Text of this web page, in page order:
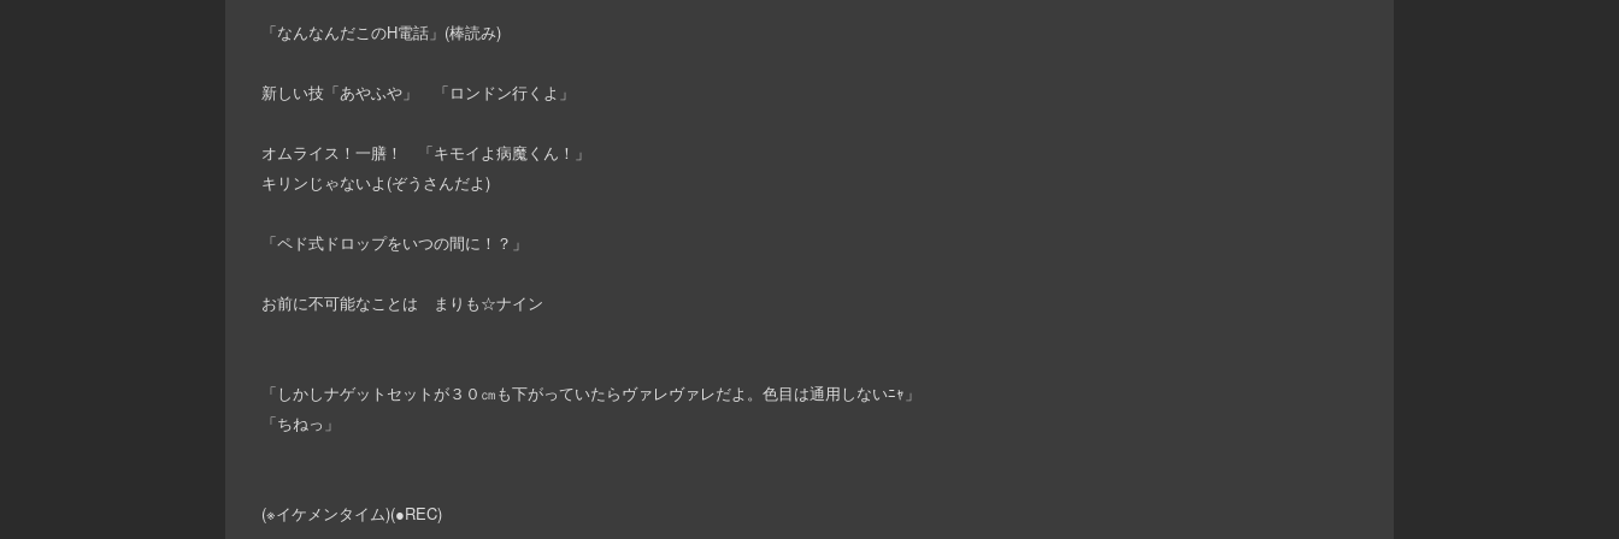
「なんなんだこのH電話」(棒読み)
新しい技「あやふや」 「ロンドン行くよ」
オムライス！一膳！ 「キモイよ病魔くん！」
キリンじゃないよ(ぞうさんだよ)
「ペド式ドロップをいつの間に！？」
お前に不可能なことは まりも☆ナイン
「しかしナゲットセットが３０㎝も下がっていたらヴァレヴァレだよ。色目は通用しないﾆｬ」
「ちねっ」
(※イケメンタイム)(●REC)